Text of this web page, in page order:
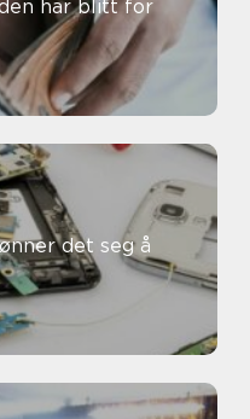
det seg å